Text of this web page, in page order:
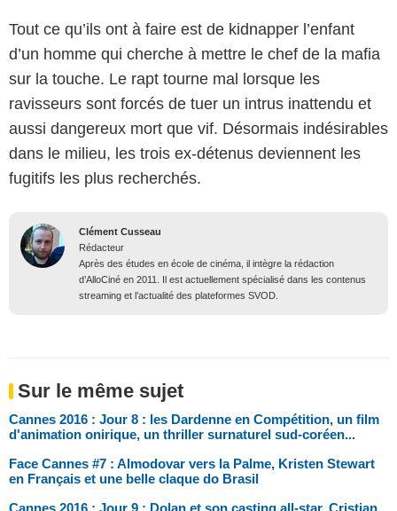
Tout ce qu’ils ont à faire est de kidnapper l’enfant
d’un homme qui cherche à mettre le chef de la mafia
sur la touche. Le rapt tourne mal lorsque les
ravisseurs sont forcés de tuer un intrus inattendu et
aussi dangereux mort que vif. Désormais indésirables
dans le milieu, les trois ex-détenus deviennent les
fugitifs les plus recherchés.
Clément Cusseau
Rédacteur
Après des études en école de cinéma, il intègre la rédaction
d’AlloCiné en 2011. Il est actuellement spécialisé dans les contenus
streaming et l’actualité des plateformes SVOD.
Sur le même sujet
Cannes 2016 : Jour 8 : les Dardenne en Compétition, un film
d'animation onirique, un thriller surnaturel sud-coréen...
Face Cannes #7 : Almodovar vers la Palme, Kristen Stewart
en Français et une belle claque do Brasil
Cannes 2016 : Jour 9 : Dolan et son casting all-star, Cristian